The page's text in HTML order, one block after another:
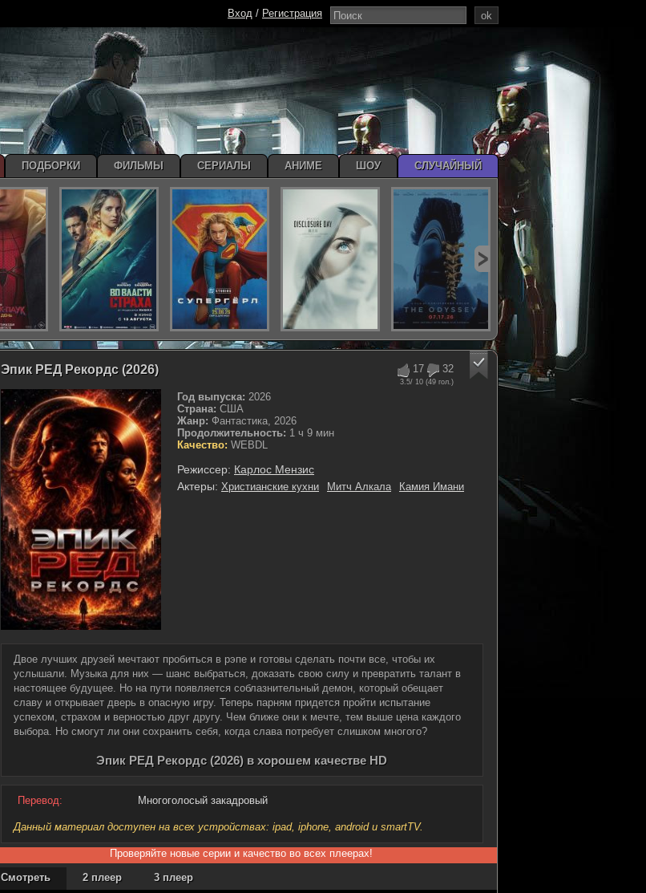
17 32
3.5/ 10 (49 гол.)
Эпик РЕД Рекордс (2026)
Год выпуска: 2026
Страна: США
Жанр: Фантастика, 2026
Продолжительность: 1 ч 9 мин
Качество: WEBDL
Режиссер: Карлос Мензис
Актеры: Христианские кухни Митч Алкала Камия Имани
Двое лучших друзей мечтают пробиться в рэпе и готовы сделать почти все, чтобы их
услышали. Музыка для них — шанс выбраться, доказать свою силу и превратить талант в
настоящее будущее. Но на пути появляется соблазнительный демон, который обещает
славу и открывает дверь в опасную игру. Теперь парням придется пройти испытание
успехом, страхом и верностью друг другу. Чем ближе они к мечте, тем выше цена каждого
выбора. Но смогут ли они сохранить себя, когда слава потребует слишком многого?
Эпик РЕД Рекордс (2026) в хорошем качестве HD
Перевод: Многоголосый закадровый
Данный материал доступен на всех устройствах: ipad, iphone, android и smartTV.
Проверяйте новые серии и качество во всех плеерах!
Смотреть
2 плеер 3 плеер
ok
Вход / Регистрация
ПОДБОРКИ ФИЛЬМЫ СЕРИАЛЫ АНИМЕ ШОУ СЛУЧАЙНЫЙ